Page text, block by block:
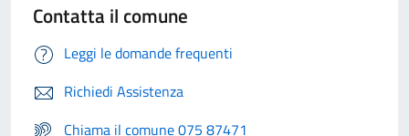
Contatta il comune
Leggi le domande frequenti
Richiedi Assistenza
Chiama il comune 075 87471